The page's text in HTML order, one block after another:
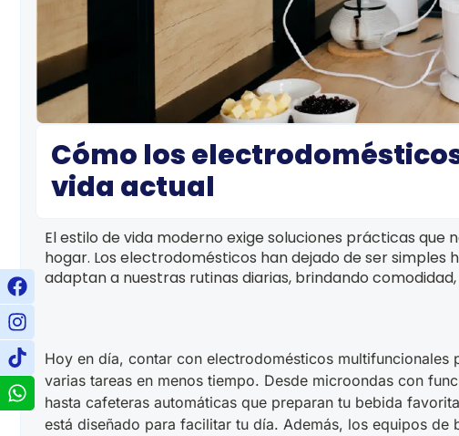
Cómo los
vida actual
El estilo de vida moderno exige soluciones prácticas
hogar. Los electrodomésticos han dejado de ser
adaptan a nuestras rutinas diarias, brindando
Hoy en día, contar con electrodomésticos multifuncionales
varias tareas en menos tiempo. Desde microondas con
hasta cafeteras automáticas que preparan tu bebida
está diseñado para facilitar tu día. Además, los equipos de